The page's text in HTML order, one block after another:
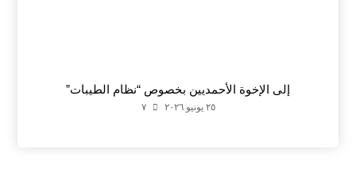
إلى الإخوة الأحمديين بخصوص “نظام الطيبات”
٢٥ يونيو ٢٠٢٦ ٧